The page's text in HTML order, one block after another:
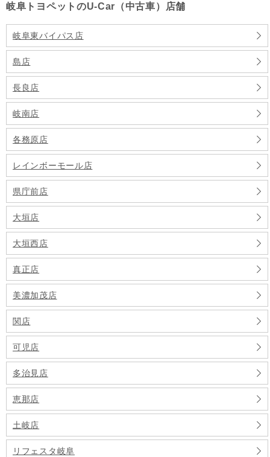
岐阜トヨペットのU-Car（中古車）店舗
岐阜東バイパス店
島店
長良店
岐南店
各務原店
レインボーモール店
県庁前店
大垣店
大垣西店
真正店
美濃加茂店
関店
可児店
多治見店
恵那店
土岐店
リフェスタ岐阜